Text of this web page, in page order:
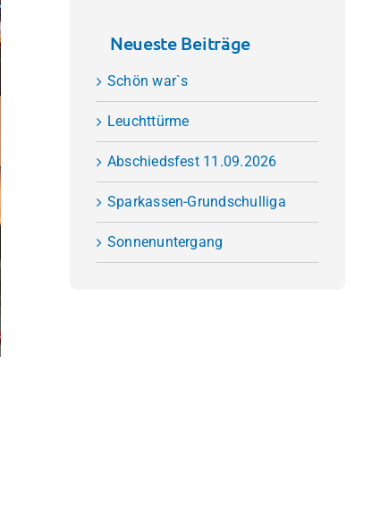
Neueste Beiträge
Schön war`s
Leuchttürme
Abschiedsfest 11.09.2026
Sparkassen-Grundschulliga
Sonnenuntergang